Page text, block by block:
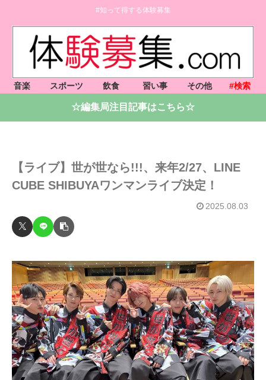
#知って得する体験募集
音楽 スポーツ 飲食 習い事 その他 #検索
☆編集局注目記事はこちら☆
【ライブ】世が世なら!!!、来年2/27、LINE
CUBE SHIBUYAワンマンライブ決定！
2025.08.03